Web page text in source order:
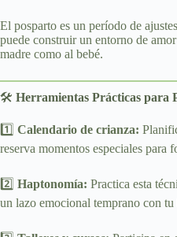
El posparto es un período de
puede construir un entorno de
madre como al bebé.
🛠 Herramientas Prácticas para
1️⃣ Calendario de crianza:
reserva momentos especiales para
2️⃣ Haptonomía: Practica esta
un lazo emocional temprano con